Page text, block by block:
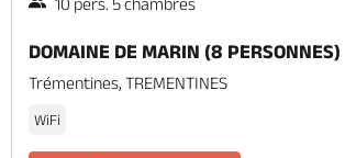
10 pers. 5 chambres
DOMAINE DE MARIN (8 PERSONNES)
Trémentines, TREMENTINES
WiFi